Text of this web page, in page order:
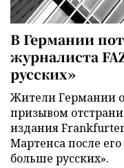
В Германии
журналиста
русских»
Жители Германии
призывом
издания
Мартенса после
больше русских».